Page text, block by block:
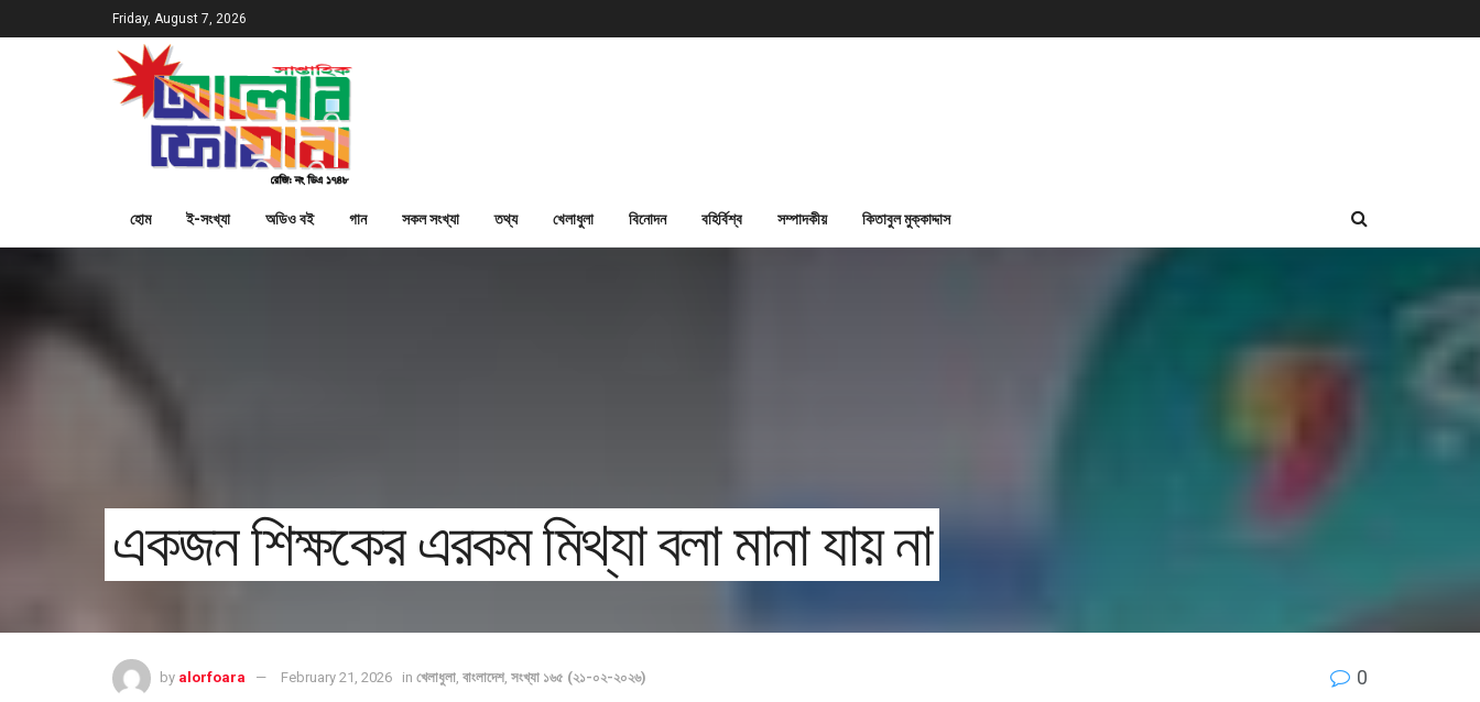
Friday, August 7, 2026
হোম ই-সংখ্যা অডিও বই গান সকল সংখ্যা তথ্য খেলাধুলা বিনোদন বহির্বিশ্ব সম্পাদকীয় কিতাবুল মুক্কাদ্দাস
একজন শিক্ষকের এরকম মিথ্যা বলা মানা যায় না
by alorfoara February 21, 2026 in খেলাধুলা, বাংলাদেশ, সংখ্যা ১৬৫ (২১-০২-২০২৬) 0